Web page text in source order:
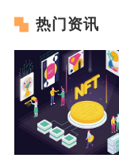
热门资讯